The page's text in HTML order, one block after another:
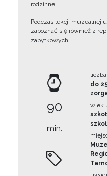
rodzinne.
Podczas lekcji muzealnej
zapoznać się również z
zabytkowych.
90
min.
do
wiek